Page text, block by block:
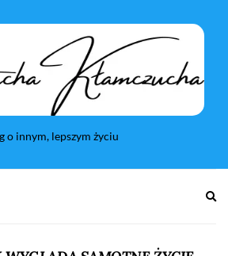
o innym, lepszym życiu